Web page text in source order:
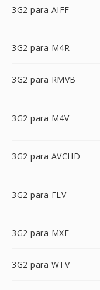
3G2 para AIFF
3G2 para M4R
3G2 para RMVB
3G2 para M4V
3G2 para AVCHD
3G2 para FLV
3G2 para MXF
3G2 para WTV